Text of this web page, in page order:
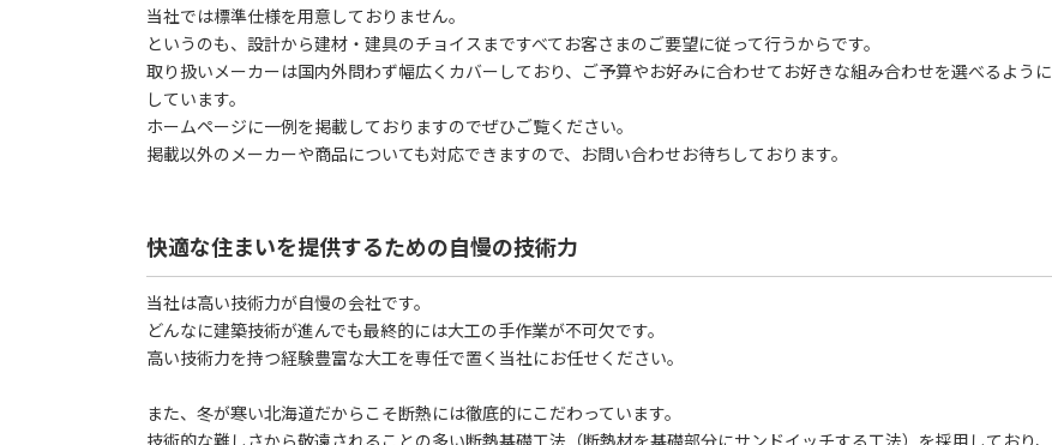
当社では標準仕様を用意しておりません。
というのも、設計から建材・建具のチョイスまですべてお客さまのご要望に従って行うからです。
取り扱いメーカーは国内外問わず幅広くカバーしており、ご予算やお好みに合わせてお好きな組み合わせを選べるように
しています。
ホームページに一例を掲載しておりますのでぜひご覧ください。
掲載以外のメーカーや商品についても対応できますので、お問い合わせお待ちしております。
快適な住まいを提供するための自慢の技術力
当社は高い技術力が自慢の会社です。
どんなに建築技術が進んでも最終的には大工の手作業が不可欠です。
高い技術力を持つ経験豊富な大工を専任で置く当社にお任せください。
また、冬が寒い北海道だからこそ断熱には徹底的にこだわっています。
技術的な難しさから敬遠されることの多い断熱基礎工法（断熱材を基礎部分にサンドイッチする工法）を採用しており、